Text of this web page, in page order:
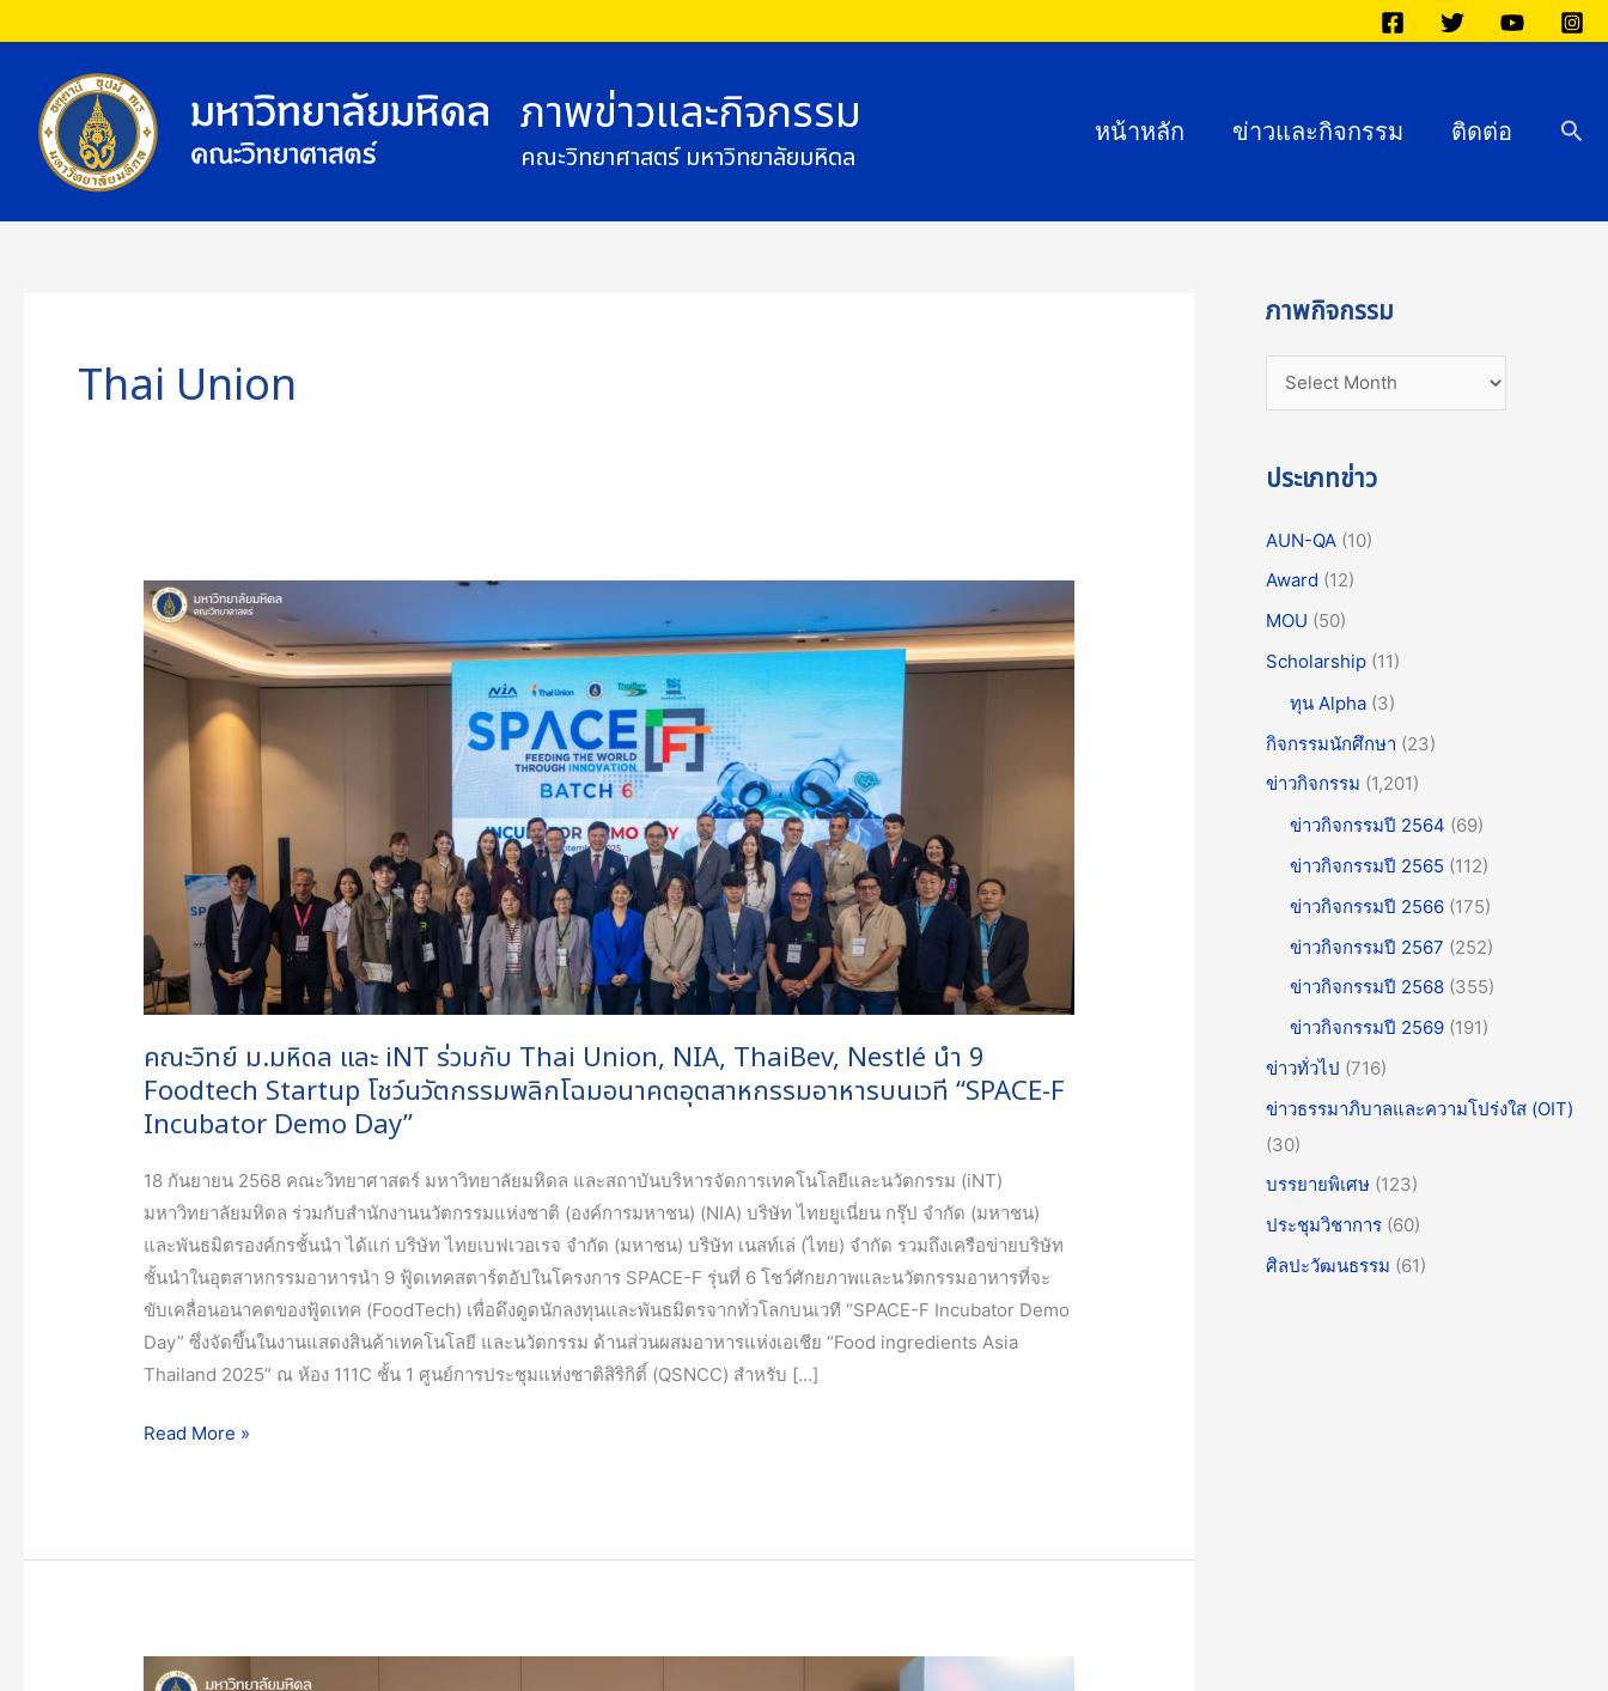
to
content
ภาพข่าวและกิจกรรม
คณะวิทยาศาสตร์ มหาวิทยาลัยมหิดล
หน้าหลัก ข่าวและกิจกรรม ติดต่อ
Thai Union
คณะวิทย์ ม.มหิดล และ iNT ร่วมกับ Thai Union, NIA, ThaiBev, Nestlé นำ 9
Foodtech Startup โชว์นวัตกรรมพลิกโฉมอนาคตอุตสาหกรรมอาหารบนเวที “SPACE-F
Incubator Demo Day”
18 กันยายน 2568 คณะวิทยาศาสตร์ มหาวิทยาลัยมหิดล และสถาบันบริหารจัดการเทคโนโลยีและนวัตกรรม (iNT)
มหาวิทยาลัยมหิดล ร่วมกับสำนักงานนวัตกรรมแห่งชาติ (องค์การมหาชน) (NIA) บริษัท ไทยยูเนี่ยน กรุ๊ป จำกัด (มหาชน)
และพันธมิตรองค์กรชั้นนำ ได้แก่ บริษัท ไทยเบฟเวอเรจ จำกัด (มหาชน) บริษัท เนสท์เล่ (ไทย) จำกัด รวมถึงเครือข่ายบริษัท
ชั้นนำในอุตสาหกรรมอาหารนำ 9 ฟู้ดเทคสตาร์ตอัปในโครงการ SPACE-F รุ่นที่ 6 โชว์ศักยภาพและนวัตกรรมอาหารที่จะ
ขับเคลื่อนอนาคตของฟู้ดเทค (FoodTech) เพื่อดึงดูดนักลงทุนและพันธมิตรจากทั่วโลกบนเวที “SPACE-F Incubator Demo
Day” ซึ่งจัดขึ้นในงานแสดงสินค้าเทคโนโลยี และนวัตกรรม ด้านส่วนผสมอาหารแห่งเอเชีย “Food ingredients Asia
Thailand 2025” ณ ห้อง 111C ชั้น 1 ศูนย์การประชุมแห่งชาติสิริกิติ์ (QSNCC) สำหรับ […]
คณะ
วิทย์
ม.มหิดล
ร่วม
ThaiBev,
Nestlé
นำ
9
Foodtech
Startup
โชว์
พลิก
โฉม
อนาคต
อุตสาหกรรม
อาหาร
บน
เวที
F
Read More »
คณะ
ภาพกิจกรรม
กิ
ม
ประเภทข่าว
AUN-QA (10)
Award (12)
MOU (50)
Scholarship (11)
ทุน Alpha (3)
กิจกรรมนักศึกษา (23)
ข่าวกิจกรรม (1,201)
ข่าวกิจกรรมปี 2564 (69)
ข่าวกิจกรรมปี 2565 (112)
ข่าวกิจกรรมปี 2566 (175)
ข่าวกิจกรรมปี 2567 (252)
ข่าวกิจกรรมปี 2568 (355)
ข่าวกิจกรรมปี 2569 (191)
ข่าวทั่วไป (716)
ข่าวธรรมาภิบาลและความโปร่งใส (OIT)
(30)
บรรยายพิเศษ (123)
ประชุมวิชาการ (60)
ศิลปะวัฒนธรรม (61)